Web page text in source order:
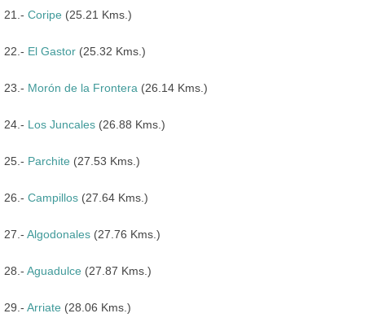
21.- Coripe (25.21 Kms.)
22.- El Gastor (25.32 Kms.)
23.- Morón de la Frontera (26.14 Kms.)
24.- Los Juncales (26.88 Kms.)
25.- Parchite (27.53 Kms.)
26.- Campillos (27.64 Kms.)
27.- Algodonales (27.76 Kms.)
28.- Aguadulce (27.87 Kms.)
29.- Arriate (28.06 Kms.)